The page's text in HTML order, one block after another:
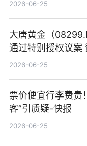
2026-06-25
大唐黄金（
通过特别授权议案
100%_新动态
2026-06-25
票价便宜行李费贵
客”引质疑-快报
2026-06-25